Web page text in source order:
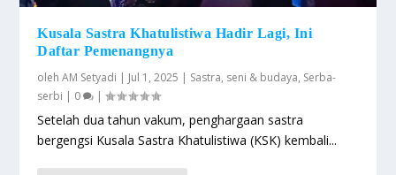
Kusala Sastra Khatulistiwa Hadir Lagi, Ini
Daftar Pemenangnya
olehAM Setyadi | Jul 1, 2025 | Sastra, seni & budaya, Serba-
serbi | 0 |
Setelah dua tahun vakum, penghargaan sastra
bergengsi Kusala Sastra Khatulistiwa (KSK) kembali...